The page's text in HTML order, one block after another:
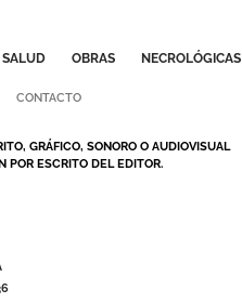
SALUD OBRAS NECROLÓGICAS
CONTACTO
GRÁFICO, SONORO O AUDIOVISUAL
POR ESCRITO DEL EDITOR.